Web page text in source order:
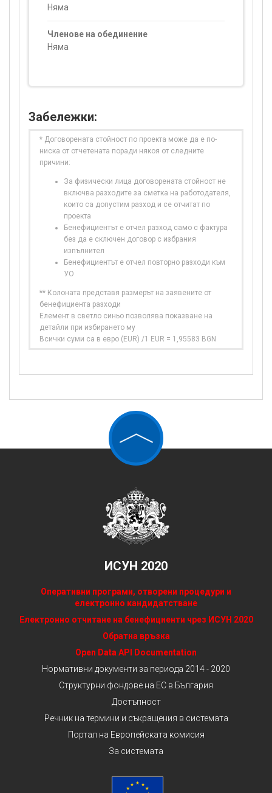
Няма
Членове на обединение
Няма
Забележки:
* Договорената стойност по проекта може да е по-
ниска от отчетената поради някоя от следните
причини:
За физически лица договорената стойност не
включва разходите за сметка на работодателя,
които са допустим разход и се отчитат по
проекта
Бенефициентът е отчел разход само с фактура
без да е сключен договор с избрания
изпълнител
Бенефициентът е отчел повторно разходи към
УО
** Колоната представя размерът на заявените от
бенефициента разходи
Елемент в светло синьо позволява показване на
детайли при избирането му
Всички суми са в евро (EUR) /1 EUR = 1,95583 BGN
ИСУН 2020
Оперативни програми, отворени процедури и
електронно кандидатстване
Електронно отчитане на бенефициенти чрез ИСУН 2020
Обратна връзка
Open Data API Documentation
Нормативни документи за периода 2014 - 2020
Структурни фондове на ЕС в България
Достъпност
Речник на термини и съкращения в системата
Портал на Европейската комисия
За системата